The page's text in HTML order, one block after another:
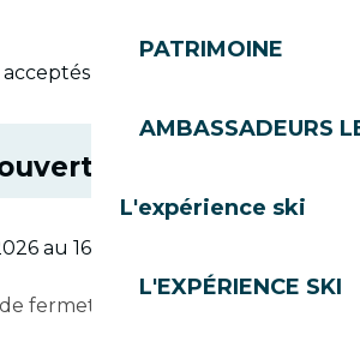
PATRIMOINE
AMBASSADEURS
L'expérience ski
L'EXPÉRIENCE SKI
au 16 août 2026 - Ouvert
fermeture en cas de mauvais